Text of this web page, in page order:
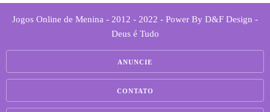
Jogos Online de Menina - 2012 - 2022 - Power By D&F Design -
Deus é Tudo
ANUNCIE
CONTATO